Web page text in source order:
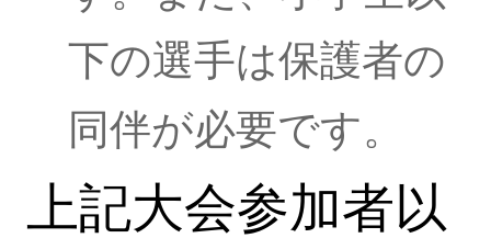
下の選手は保護者の
同伴が必要です。
上記大会参加者以